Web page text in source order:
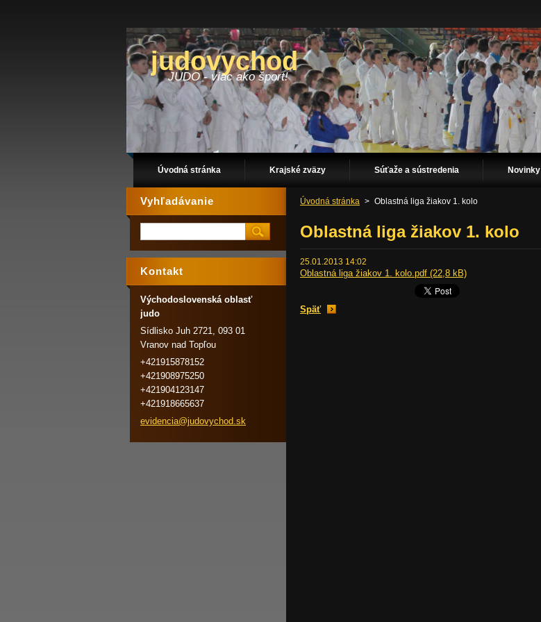
judovychod
JUDO - viac ako šport!
Úvodná stránka Krajské zväzy Súťaže a sústredenia Novinky
Úvodná stránka > Oblastná liga žiakov 1. kolo
Oblastná liga žiakov 1. kolo
25.01.2013 14:02
Oblastná liga žiakov 1. kolo.pdf (22,8 kB)
Späť
Vyhľadávanie
Kontakt
Východoslovenská oblasť
judo
Sídlisko Juh 2721, 093 01
Vranov nad Topľou
+421915878152
+421908975250
+421904123147
+421918665637
evidencia@judovychod.sk